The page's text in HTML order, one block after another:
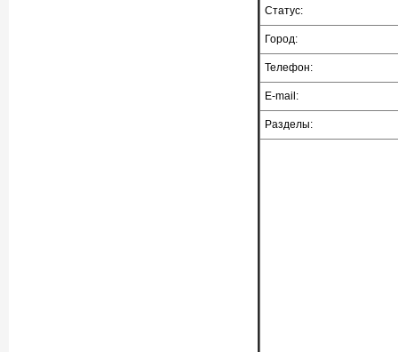
Статус:
Город:
Телефон:
E-mail:
Разделы: